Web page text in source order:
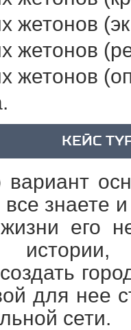
жетонов
жетонов
жетонов
КЕЙС
знаете
его
для нее
сети.